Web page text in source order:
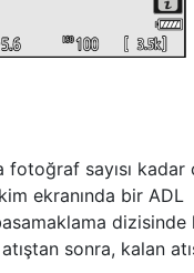
fotoğraf sayısı kadar
ekranında bir ADL
dizisinde
sonra, kalan